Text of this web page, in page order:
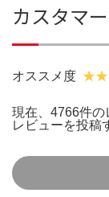
カスタマ
オススメ度
現在、4766件の
レビューを投稿